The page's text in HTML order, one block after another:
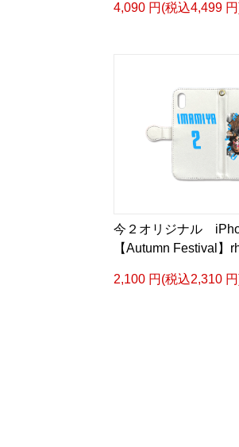
4,090 円(税込4,499
今２オリジナル
【Autumn Festival】
2,100 円(税込2,310